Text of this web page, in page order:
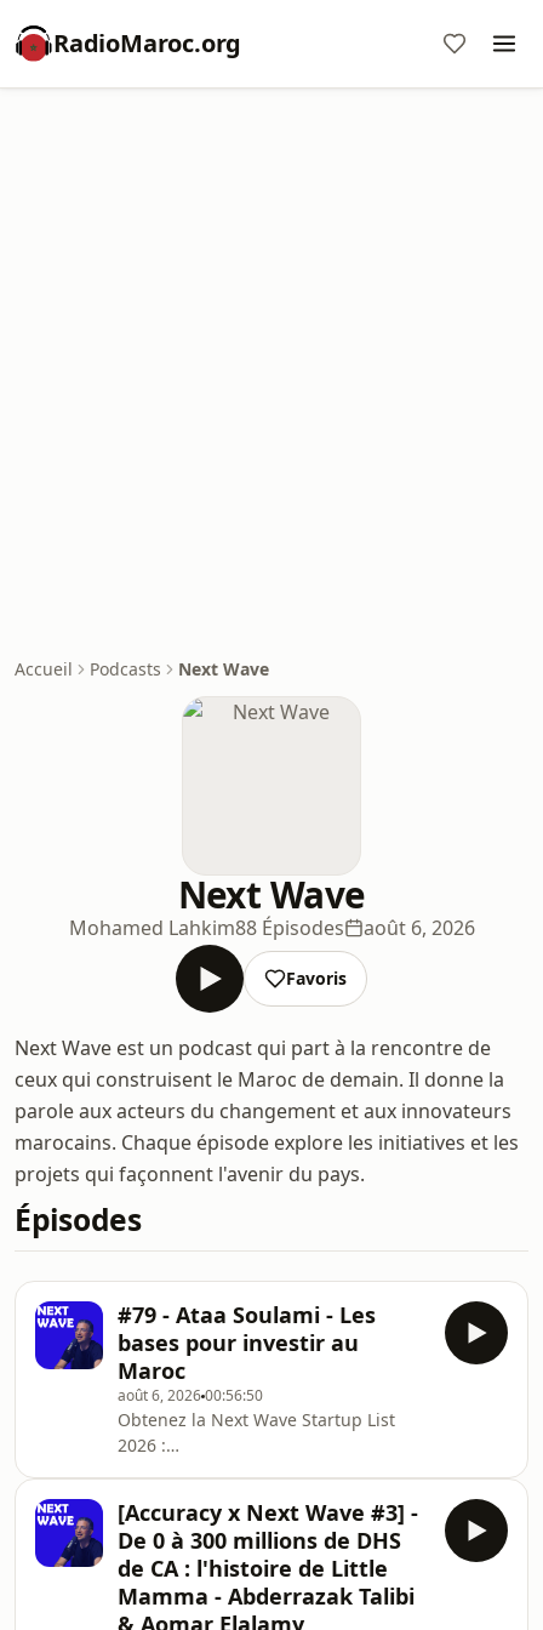
RadioMaroc.org
Accueil Podcasts Next Wave
Next Wave
Mohamed Lahkim88 Épisodes août 6, 2026
Favoris
Next Wave est un podcast qui part à la rencontre de
ceux qui construisent le Maroc de demain. Il donne la
parole aux acteurs du changement et aux innovateurs
marocains. Chaque épisode explore les initiatives et les
projets qui façonnent l'avenir du pays.
Épisodes
#79 - Ataa Soulami - Les
bases pour investir au
Maroc
août 6, 202600:56:50
Obtenez la Next Wave Startup List
2026 :
important pour les introductions en
bourse au Maroc. Chaque
introduction connaît un intérêt
important, chacun souhaitant avoir
un retour sur investissement rapide.
[Accuracy x Next Wave #3] -
De 0 à 300 millions de DHS
de CA : l'histoire de Little
Mamma - Abderrazak Talibi
& Aomar Elalamy